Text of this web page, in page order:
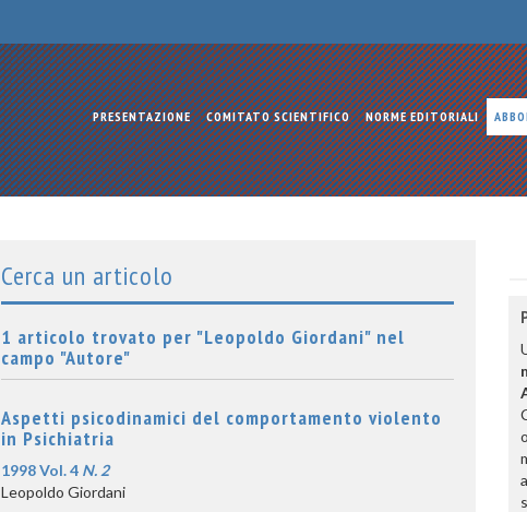
PRESENTAZIONE COMITATO SCIENTIFICO NORME EDITORIALI
Cerca un articolo
1 articolo trovato per "Leopoldo Giordani" nel
campo "Autore"
Aspetti psicodinamici del comportamento violento
in Psichiatria
1998 Vol. 4 N. 2
Leopoldo Giordani